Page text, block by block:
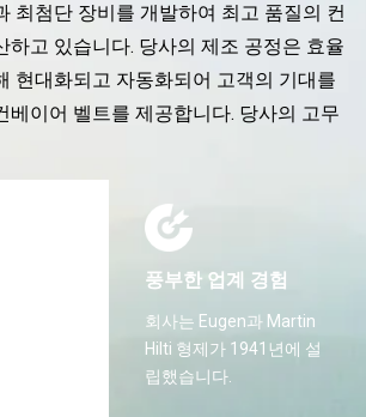
최첨단 장비를 개발하여 최고 품질의 컨
하고 있습니다. 당사의 제조 공정은 효율
현대화되고 자동화되어 고객의 기대를
베이어 벨트를 제공합니다. 당사의 고무
풍부한 업계 경험
회사는 Eugen과 Martin
Hilti 형제가 1941년에 설
립했습니다.